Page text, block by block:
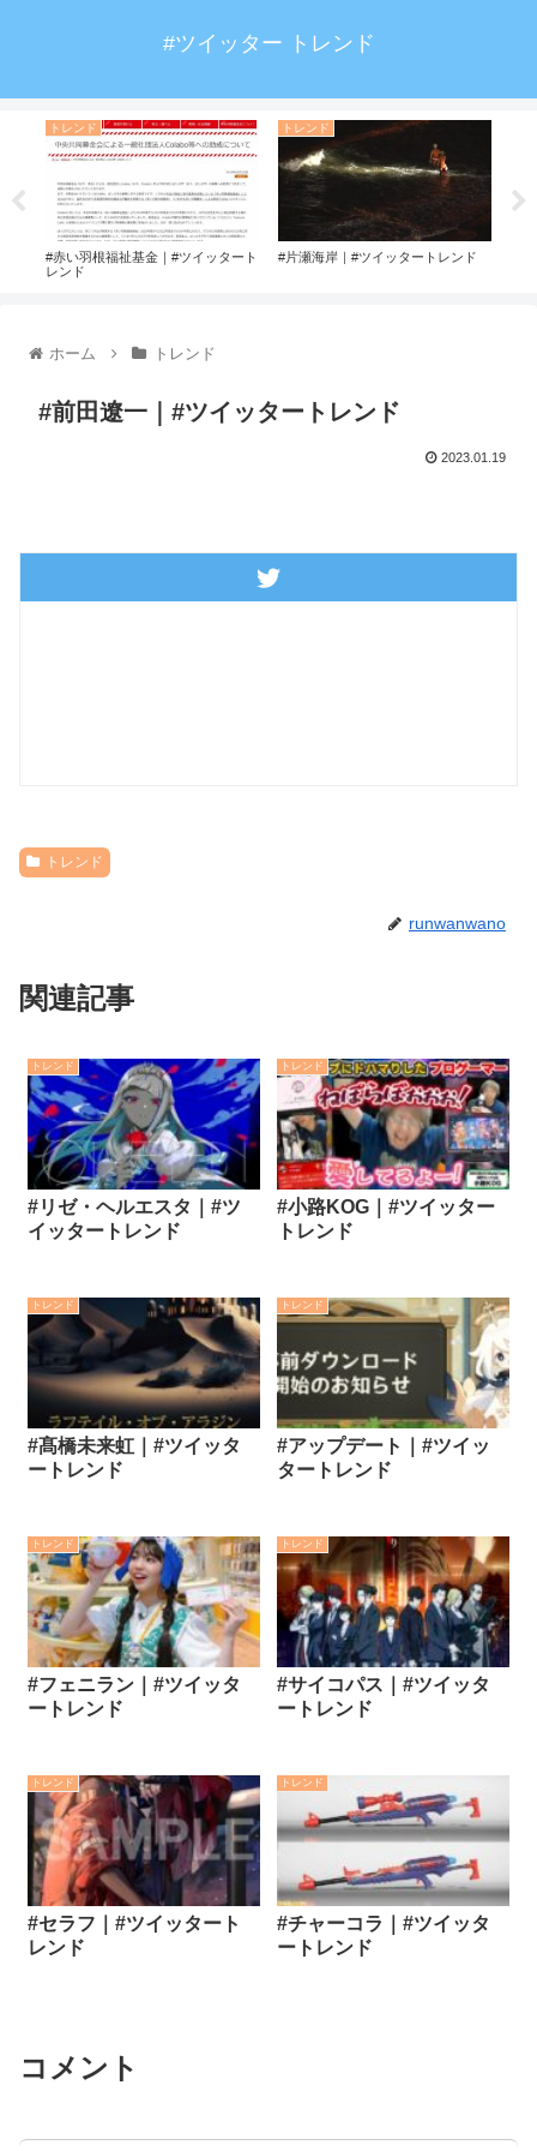
#ツイッター トレンド
トレンド
#赤い羽根福祉基金｜#ツイッタート
レンド
トレンド
#片瀬海岸｜#ツイッタートレンド
ホーム トレンド
#前田遼一｜#ツイッタートレンド
2023.01.19
トレンド
runwanwano
関連記事
トレンド
#リゼ・ヘルエスタ｜#ツ
イッタートレンド
トレンド
#小路KOG｜#ツイッター
トレンド
トレンド
#髙橋未来虹｜#ツイッタ
ートレンド
トレンド
#アップデート｜#ツイッ
タートレンド
トレンド
#フェニラン｜#ツイッタ
ートレンド
トレンド
#サイコパス｜#ツイッタ
ートレンド
トレンド
#セラフ｜#ツイッタート
レンド
トレンド
#チャーコラ｜#ツイッタ
ートレンド
コメント